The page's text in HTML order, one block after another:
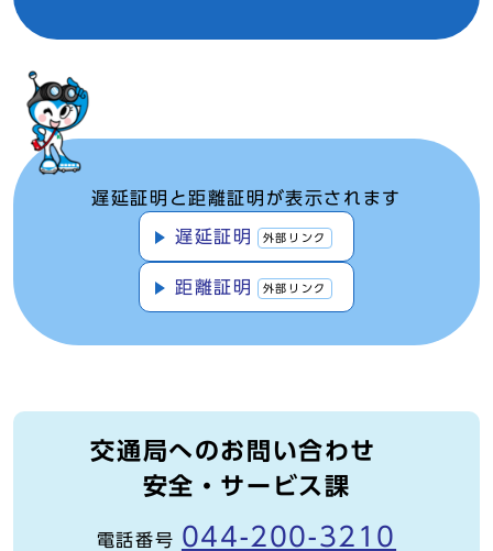
遅延証明と距離証明が表示されます
遅延証明 外部リンク
距離証明 外部リンク
交通局へのお問い合わせ
安全・サービス課
電話番号 044-200-3210